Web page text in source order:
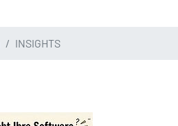
INSIGHTS